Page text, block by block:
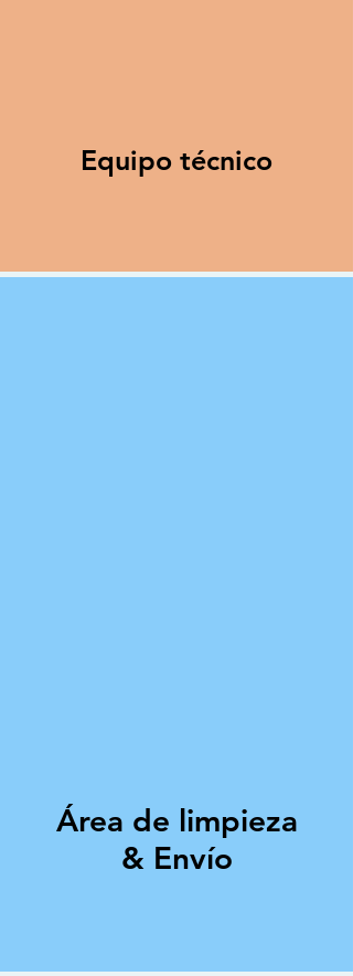
Equipo técnico
Área de limpieza
& Envío